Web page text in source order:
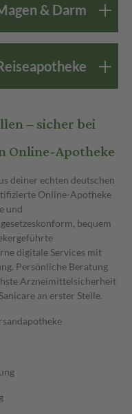
– sicher bei
Online-Apotheke
deiner echten deutschen
Online-Apotheke
und
bequem
digitale Services mit
Persönliche Beratung
Arzneimittelsicherheit
an erster Stelle.
& Darm